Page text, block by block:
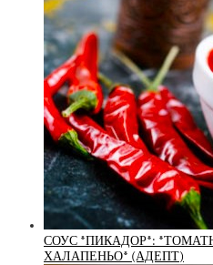
СОУС *ПИКАДОР*:
ХАЛАПЕНЬО* (АДЕПТ)